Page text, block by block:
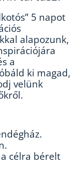
5 napot
alapozunk,
a
ki magad,
velünk
célra bérelt